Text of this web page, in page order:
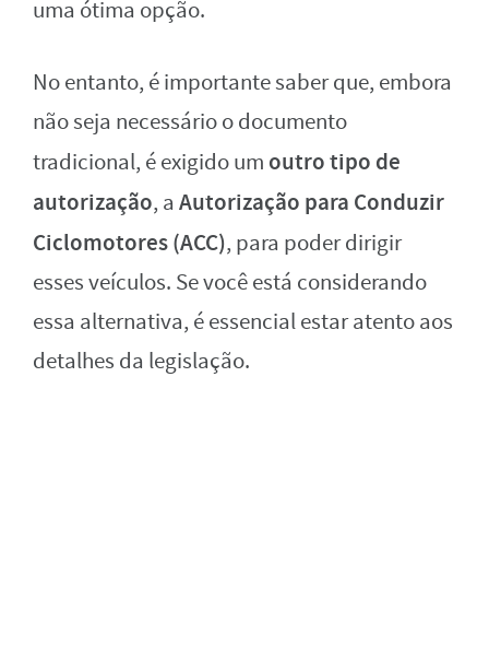
uma ótima opção.
No entanto, é importante saber que, embora
não seja necessário o documento
tradicional, é exigido um outro tipo de
autorização, a Autorização para Conduzir
Ciclomotores (ACC), para poder dirigir
esses veículos. Se você está considerando
essa alternativa, é essencial estar atento aos
detalhes da legislação.